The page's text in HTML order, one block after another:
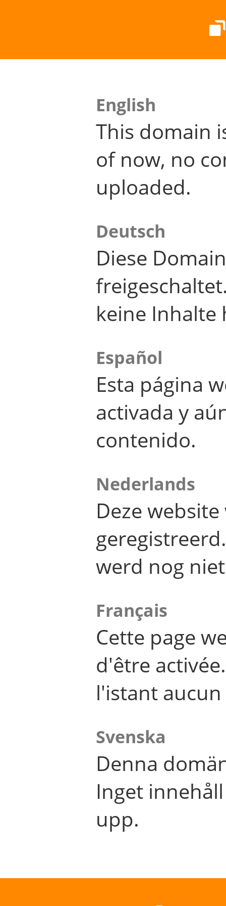
English
This domain
of now, no
uploaded.
Deutsch
Diese
keine Inhalte
Español
Esta página
activada y
contenido.
Nederlands
Deze
werd nog
Français
Cette page
d'être
l'istant
Svenska
Denna
Inget
upp.